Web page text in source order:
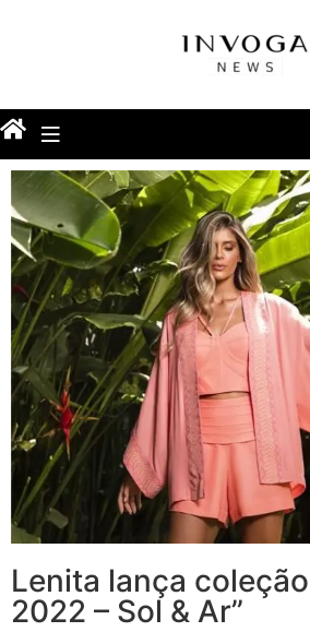
Lenita lança
2022 – Sol & Ar”